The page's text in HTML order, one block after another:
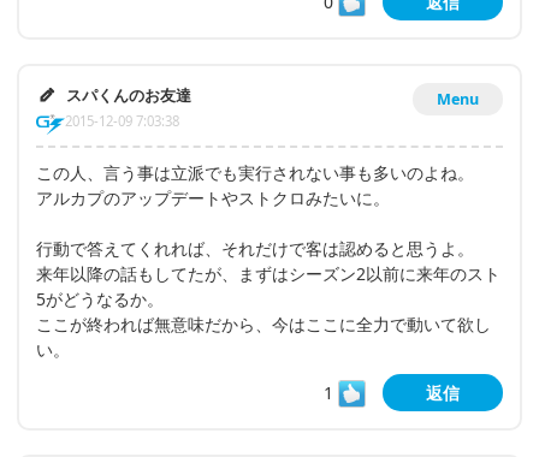
Menu
スパくんのお友達
2015-12-09 7:03:38
この人、言う事は立派でも実行されない事も多いのよね。
アルカプのアップデートやストクロみたいに。
行動で答えてくれれば、それだけで客は認めると思うよ。
来年以降の話もしてたが、まずはシーズン2以前に来年のスト
5がどうなるか。
ここが終われば無意味だから、今はここに全力で動いて欲し
い。
1
返信